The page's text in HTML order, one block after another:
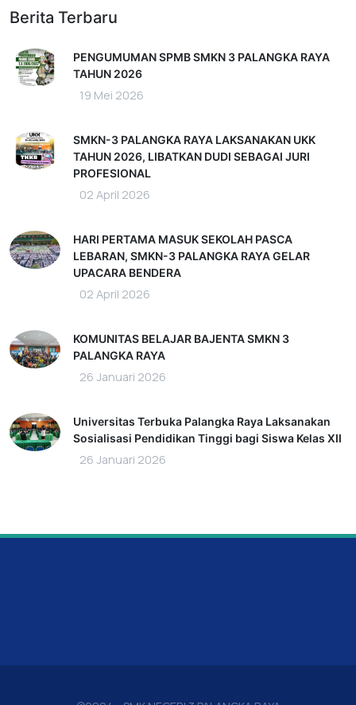
Berita Terbaru
PENGUMUMAN SPMB SMKN 3 PALANGKA RAYA
TAHUN 2026
19 Mei 2026
SMKN-3 PALANGKA RAYA LAKSANAKAN UKK
TAHUN 2026, LIBATKAN DUDI SEBAGAI JURI
PROFESIONAL
02 April 2026
HARI PERTAMA MASUK SEKOLAH PASCA
LEBARAN, SMKN-3 PALANGKA RAYA GELAR
UPACARA BENDERA
02 April 2026
KOMUNITAS BELAJAR BAJENTA SMKN 3
PALANGKA RAYA
26 Januari 2026
Universitas Terbuka Palangka Raya Laksanakan
Sosialisasi Pendidikan Tinggi bagi Siswa Kelas XII
26 Januari 2026